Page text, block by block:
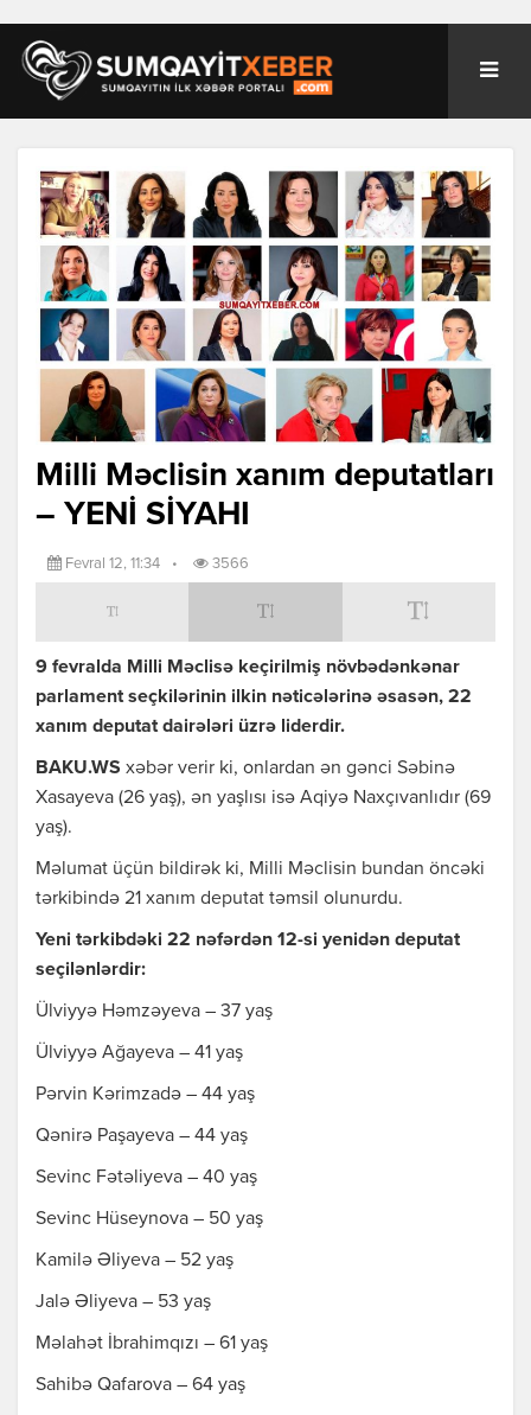
Milli Məclisin xanım deputatları
– YENİ SİYAHI
Fevral 12, 11:34 • 3566
9 fevralda Milli Məclisə keçirilmiş növbədənkənar
parlament seçkilərinin ilkin nəticələrinə əsasən, 22
xanım deputat dairələri üzrə liderdir.
BAKU.WS xəbər verir ki, onlardan ən gənci Səbinə
Xasayeva (26 yaş), ən yaşlısı isə Aqiyə Naxçıvanlıdır (69
yaş).
Məlumat üçün bildirək ki, Milli Məclisin bundan öncəki
tərkibində 21 xanım deputat təmsil olunurdu.
Yeni tərkibdəki 22 nəfərdən 12-si yenidən deputat
seçilənlərdir:
Ülviyyə Həmzəyeva – 37 yaş
Ülviyyə Ağayeva – 41 yaş
Pərvin Kərimzadə – 44 yaş
Qənirə Paşayeva – 44 yaş
Sevinc Fətəliyeva – 40 yaş
Sevinc Hüseynova – 50 yaş
Kamilə Əliyeva – 52 yaş
Jalə Əliyeva – 53 yaş
Məlahət İbrahimqızı – 61 yaş
Sahibə Qafarova – 64 yaş